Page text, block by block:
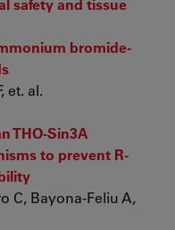
safety and tissue
bromide-
et. al.
THO-Sin3A
to prevent R-
C, Bayona-Feliu A,